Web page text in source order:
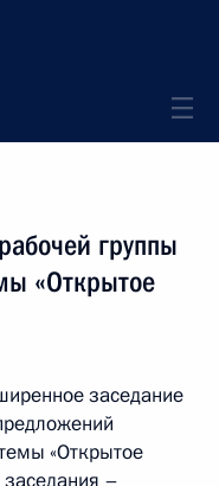
группы
«Открытое
заседание
«Открытое